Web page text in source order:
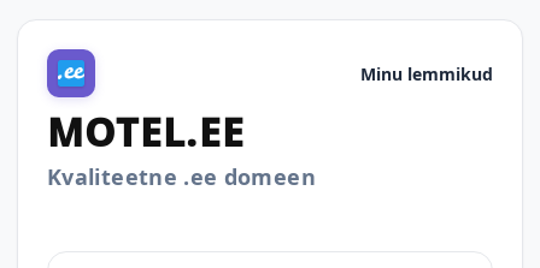
Minu lemmikud
MOTEL.EE
Kvaliteetne .ee domeen